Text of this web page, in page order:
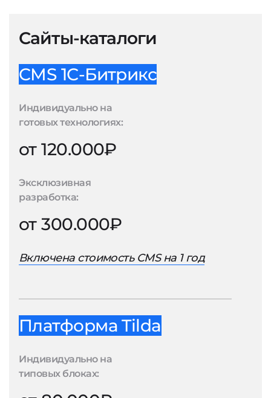
Сайты-каталоги
CMS 1С-Битрикс
Индивидуально на
готовых технологиях:
от 120.000₽
Эксклюзивная
разработка:
от 300.000₽
Включена стоимость CMS на 1 год
Платформа Tilda
Индивидуально на
типовых блоках: